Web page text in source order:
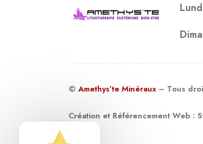
© Amethys’te Minéraux – Tous
Création et Référencement Web :